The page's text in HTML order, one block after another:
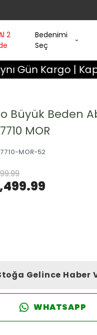
2
Bedenimi
Seç
Kargo | Kapıda
Büyük Beden
MOR
MOR-52
Gelince Haber
WHATSAPP